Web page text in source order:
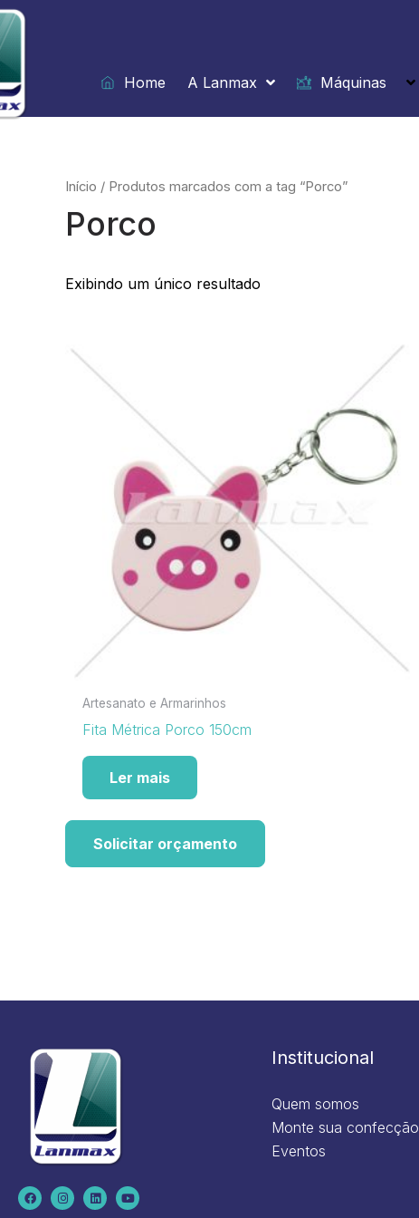
Ir
para
o
conteúdo
Home
A Lanmax Máquinas
Início / Produtos marcados com a tag “Porco”
Porco
Exibindo um único resultado
Artesanato e Armarinhos
Fita Métrica Porco 150cm
Ler mais
Solicitar orçamento
F
a
c
I
n
s
L
i
n
Y
o
u
Institucional
Quem somos
Monte sua confecção
Eventos